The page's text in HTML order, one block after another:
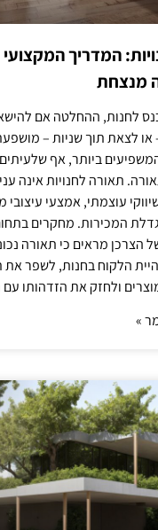
המדריך המקצועי
מנצחת
לחנות, ההחלטה אם
לצאת תוך שניות –
ביותר, אף שלעיתים
תאורה לחנויות אינה
עוצמתי, אמצעי עיצובי
המכירות. מחקרים
הצרכן מראים כי תאורה
הלקוח בחנות, לשפר
ולחזק את הזדהותו
»